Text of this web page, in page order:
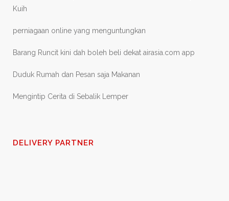
Kuih
perniagaan online yang menguntungkan
Barang Runcit kini dah boleh beli dekat airasia.com app
Duduk Rumah dan Pesan saja Makanan
Mengintip Cerita di Sebalik Lemper
DELIVERY PARTNER